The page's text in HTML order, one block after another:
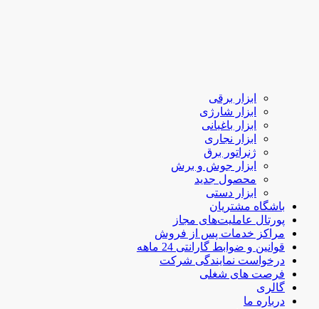
ابزار برقی
ابزار شارژی
ابزار باغبانی
ابزار نجاری
ژنراتور برق
ابزار جوش و برش
محصول جدید
ابزار دستی
باشگاه مشتریان
پورتال عاملیت‌های مجاز
مراکز خدمات پس از فروش
قوانین و ضوابط گارانتی 24 ماهه
درخواست نمایندگی شرکت
فرصت های شغلی
گالری
درباره ما